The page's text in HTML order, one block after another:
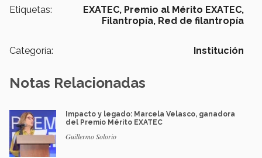
Etiquetas: EXATEC, Premio al Mérito EXATEC,
Filantropía, Red de filantropía
Categoría: Institución
Notas Relacionadas
Impacto y legado: Marcela Velasco, ganadora
del Premio Mérito EXATEC
Guillermo Solorio